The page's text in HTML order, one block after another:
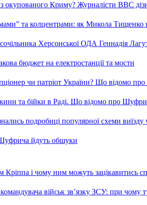
окупованого Криму? Журналісти ВВС
та колцентрами: як Микола Тищенко
Херсонської ОДА Геннадія
бюджет на електростанції та мости
чи патріот України? Що відомо
та бійки в Раді. Що відомо про
подробиці популярної схеми виїзду
йдуть обшуки
Кріппа і чому ним можуть зацікавитись
військ зв’язку ЗСУ: при чому